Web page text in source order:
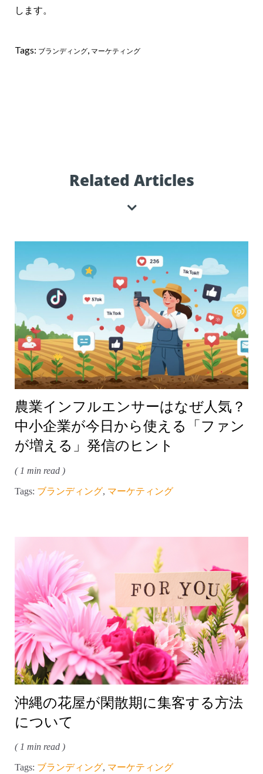
します。
Tags: ブランディング, マーケティング
Related Articles
農業インフルエンサーはなぜ人気？
中小企業が今日から使える「ファン
が増える」発信のヒント
( 1 min read )
Tags: ブランディング, マーケティング
沖縄の花屋が閑散期に集客する方法
について
( 1 min read )
Tags: ブランディング, マーケティング